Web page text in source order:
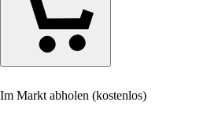
Im Markt abholen (kostenlos)